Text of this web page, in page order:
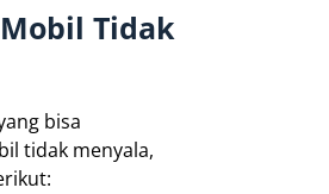
Tidak
bisa
tidak menyala,